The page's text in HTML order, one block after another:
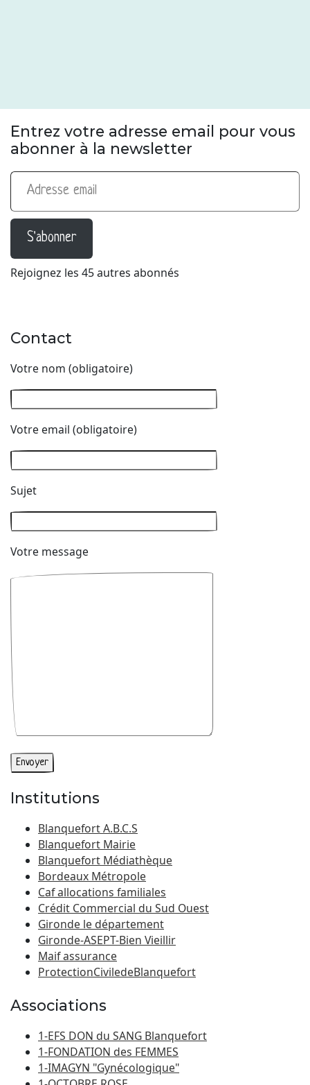
Entrez votre adresse email pour vous
abonner à la newsletter
Adresse email
S'abonner
Rejoignez les 45 autres abonnés
Contact
Votre nom (obligatoire)
Votre email (obligatoire)
Sujet
Votre message
Institutions
Blanquefort A.B.C.S
Blanquefort Mairie
Blanquefort Médiathèque
Bordeaux Métropole
Caf allocations familiales
Crédit Commercial du Sud Ouest
Gironde le département
Gironde-ASEPT-Bien Vieillir
Maif assurance
ProtectionCiviledeBlanquefort
Associations
1-EFS DON du SANG Blanquefort
1-FONDATION des FEMMES
1-IMAGYN "Gynécologique"